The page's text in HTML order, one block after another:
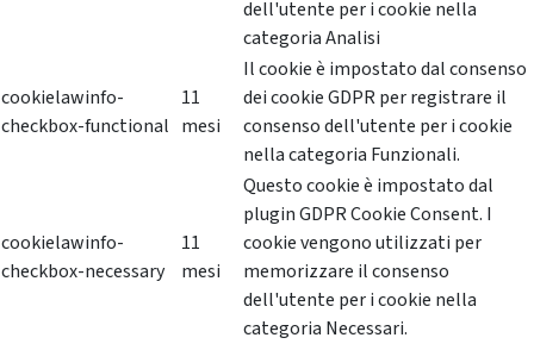
dell'utente per i cookie nella
categoria Analisi
cookielawinfo-
checkbox-functional
11
mesi
Il cookie è impostato dal consenso
dei cookie GDPR per registrare il
consenso dell'utente per i cookie
nella categoria Funzionali.
cookielawinfo-
checkbox-necessary
11
mesi
Questo cookie è impostato dal
plugin GDPR Cookie Consent. I
cookie vengono utilizzati per
memorizzare il consenso
dell'utente per i cookie nella
categoria Necessari.